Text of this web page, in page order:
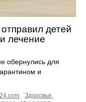
детей
лечение
обернулись для
и
Здоровье